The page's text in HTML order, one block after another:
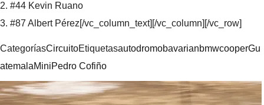
2. #44 Kevin Ruano
3. #87 Albert Pérez[/vc_column_text][/vc_column][/vc_row]
CategoríasCircuitoEtiquetasautodromobavarianbmwcooperGu
atemalaMiniPedro Cofiño
Navegación